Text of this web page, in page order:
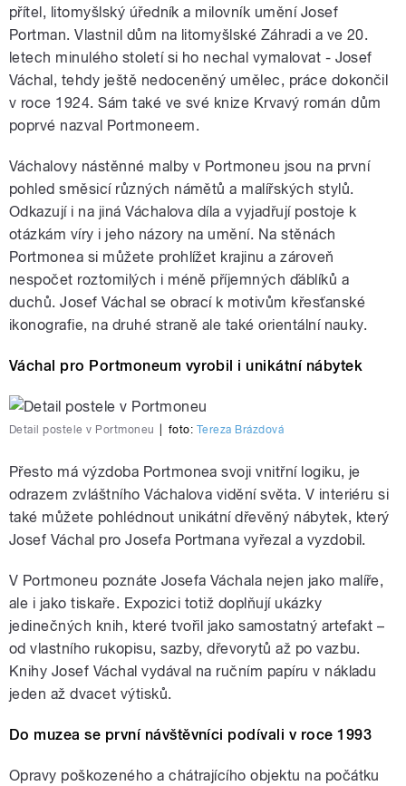
přítel, litomyšlský úředník a milovník umění Josef
Portman. Vlastnil dům na litomyšlské Záhradi a ve 20.
letech minulého století si ho nechal vymalovat - Josef
Váchal, tehdy ještě nedoceněný umělec, práce dokončil
v roce 1924. Sám také ve své knize Krvavý román dům
poprvé nazval Portmoneem.
Váchalovy nástěnné malby v Portmoneu jsou na první
pohled směsicí různých námětů a malířských stylů.
Odkazují i na jiná Váchalova díla a vyjadřují postoje k
otázkám víry i jeho názory na umění. Na stěnách
Portmonea si můžete prohlížet krajinu a zároveň
nespočet roztomilých i méně příjemných ďáblíků a
duchů. Josef Váchal se obrací k motivům křesťanské
ikonografie, na druhé straně ale také orientální nauky.
Váchal pro Portmoneum vyrobil i unikátní nábytek
Detail postele v Portmoneu foto: Tereza Brázdová
Přesto má výzdoba Portmonea svoji vnitřní logiku, je
odrazem zvláštního Váchalova vidění světa. V interiéru si
také můžete pohlédnout unikátní dřevěný nábytek, který
Josef Váchal pro Josefa Portmana vyřezal a vyzdobil.
V Portmoneu poznáte Josefa Váchala nejen jako malíře,
ale i jako tiskaře. Expozici totiž doplňují ukázky
jedinečných knih, které tvořil jako samostatný artefakt –
od vlastního rukopisu, sazby, dřevorytů až po vazbu.
Knihy Josef Váchal vydával na ručním papíru v nákladu
jeden až dvacet výtisků.
Do muzea se první návštěvníci podívali v roce 1993
Opravy poškozeného a chátrajícího objektu na počátku